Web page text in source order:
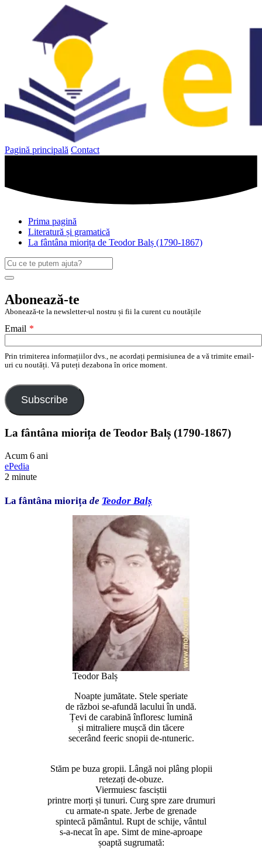
Pagină principală Contact
Prima pagină
Literatură și gramatică
La fântâna miorița de Teodor Balș (1790-1867)
Caută
după:
Search
Abonează-te
Abonează-te la newsletter-ul nostru și fii la curent cu noutățile
Email *
Prin trimiterea informațiilor dvs., ne acordați permisiunea de a vă trimite email-
uri cu noutăți. Vă puteți dezabona în orice moment.
Subscribe
La fântâna miorița de Teodor Balș (1790-1867)
Acum 6 ani
ePedia
2 minute
La fântâna miorița de Teodor Balș
Teodor Balș
Noapte jumătate. Stele speriate
de război se-afundă lacului în undă.
Țevi de carabină înfloresc lumină
și mitraliere mușcă din tăcere
secerând feeric snopii de-ntuneric.
Stăm pe buza gropii. Lângă noi plâng plopii
retezați de-obuze.
Viermuiesc fasciștii
printre morți și tunuri. Curg spre zare drumuri
cu armate-n spate. Jerbe de grenade
spintecă pământul. Rupt de schije, vântul
s-a-necat în ape. Simt de mine-aproape
șoaptă sugrumată: